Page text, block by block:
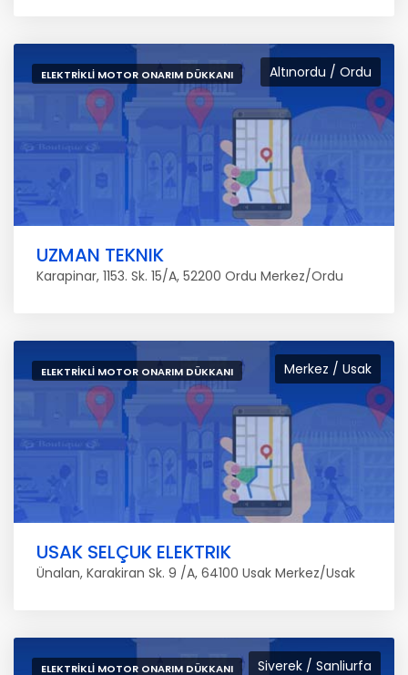
Altınordu / Ordu
ELEKTRIKLI MOTOR ONARIM DÜKKANI
UZMAN TEKNIK
Karapinar, 1153. Sk. 15/A, 52200 Ordu Merkez/Ordu
Merkez / Usak
ELEKTRIKLI MOTOR ONARIM DÜKKANI
USAK SELÇUK ELEKTRIK
Ünalan, Karakiran Sk. 9 /A, 64100 Usak Merkez/Usak
Siverek / Sanliurfa
ELEKTRIKLI MOTOR ONARIM DÜKKANI